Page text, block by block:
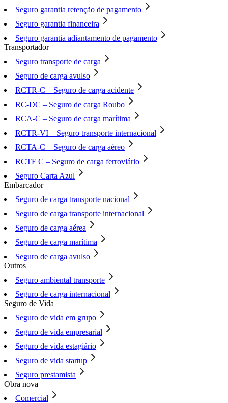
Seguro garantia retenção de pagamento
Seguro garantia financeira
Seguro garantia adiantamento de pagamento
Transportador
Seguro transporte de carga
Seguro de carga avulso
RCTR-C – Seguro de carga acidente
RC-DC – Seguro de carga Roubo
RCA-C – Seguro de carga marítima
RCTR-VI – Seguro transporte internacional
RCTA-C – Seguro de carga aéreo
RCTF C – Seguro de carga ferroviário
Seguro Carta Azul
Embarcador
Seguro de carga transporte nacional
Seguro de carga transporte internacional
Seguro de carga aérea
Seguro de carga marítima
Seguro de carga avulso
Outros
Seguro ambiental transporte
Seguro de carga internacional
Seguro de Vida
Seguro de vida em grupo
Seguro de vida empresarial
Seguro de vida estagiário
Seguro de vida startup
Seguro prestamista
Obra nova
Comercial